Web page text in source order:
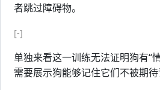
者跳过障碍物。
[-]
单独来看这一训练无法证明狗有“
需要展示狗能够记住它们不被期待